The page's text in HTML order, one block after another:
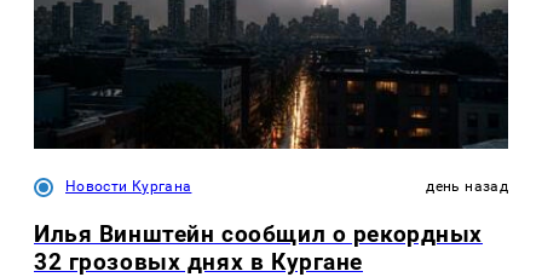
Новости Кургана день назад
Илья Винштейн сообщил о рекордных
32 грозовых днях в Кургане